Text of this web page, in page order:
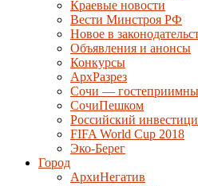
Краевые новости
Вести Минстроя РФ
Новое в
Объявления и анонсы
Конкурсы
АрхРазрез
Сочи —
СочиПешком
Российский
FIFA World Cup 2018
Эко-Берег
Город
АрхиНегатив